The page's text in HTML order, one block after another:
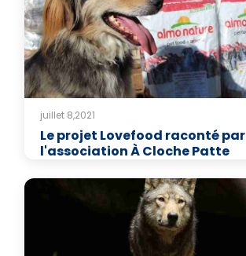
juillet 8,2021
Le projet Lovefood raconté par
l'association À Cloche Patte